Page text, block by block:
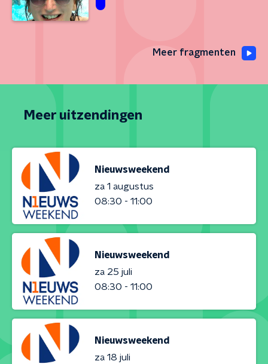
Meer fragmenten
Meer uitzendingen
Nieuwsweekend
za 1 augustus
08:30 - 11:00
Nieuwsweekend
za 25 juli
08:30 - 11:00
Nieuwsweekend
za 18 juli